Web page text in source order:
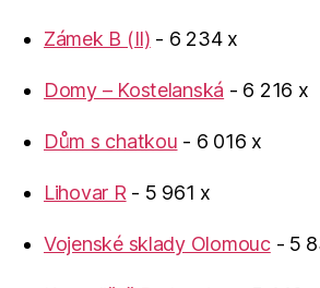
Zámek B (II) - 6 234 x
Domy – Kostelanská - 6 216 x
Dům s chatkou - 6 016 x
Lihovar R - 5 961 x
Vojenské sklady Olomouc- 5